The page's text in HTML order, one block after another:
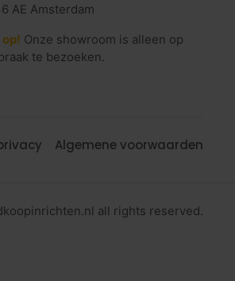
AE Amsterdam
Onze showroom is alleen op
te bezoeken.
Algemene voorwaarden
all rights reserved.